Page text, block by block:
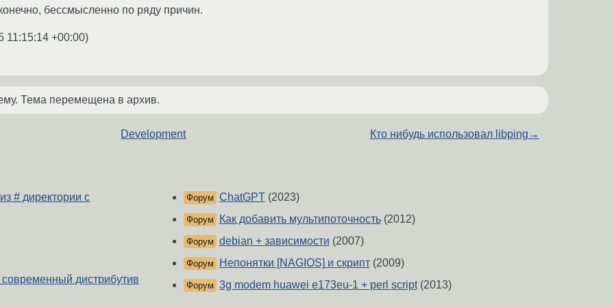
бессмысленно по ряду причин.
11:15:14 +00:00)
Тема перемещена в архив.
Development Кто нибудь использовал libping →
# директории с
дистрибутив
Форум ChatGPT(2023)
Форум Как добавить мультипоточность(2012)
Форум debian + зависимости (2007)
Форум Непонятки [NAGIOS] и скрипт(2009)
Форум 3g modem huawei e173eu-1 + perl script(2013)